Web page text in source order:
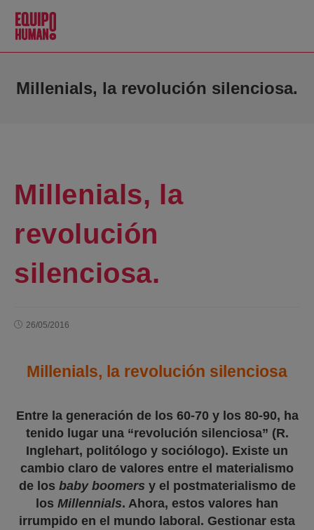
Millenials, la revolución silenciosa.
Millenials, la
revolución
silenciosa.
26/05/2016
Millenials, la revolución silenciosa
Entre la generación de los 60-70 y los 80-90, ha
tenido lugar una “revolución silenciosa” (R.
Inglehart, politólogo y sociólogo). Existe un
cambio claro de valores entre el materialismo
de los baby boomers y el postmaterialismo de
los Millennials. Ahora, estos valores han
irrumpido en el mundo laboral. Gestionar esta